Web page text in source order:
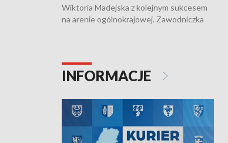
Wiktoria Madejska z kolejnym sukcesem
na arenie ogólnokrajowej. Zawodniczka
torowym.
INFORMACJE